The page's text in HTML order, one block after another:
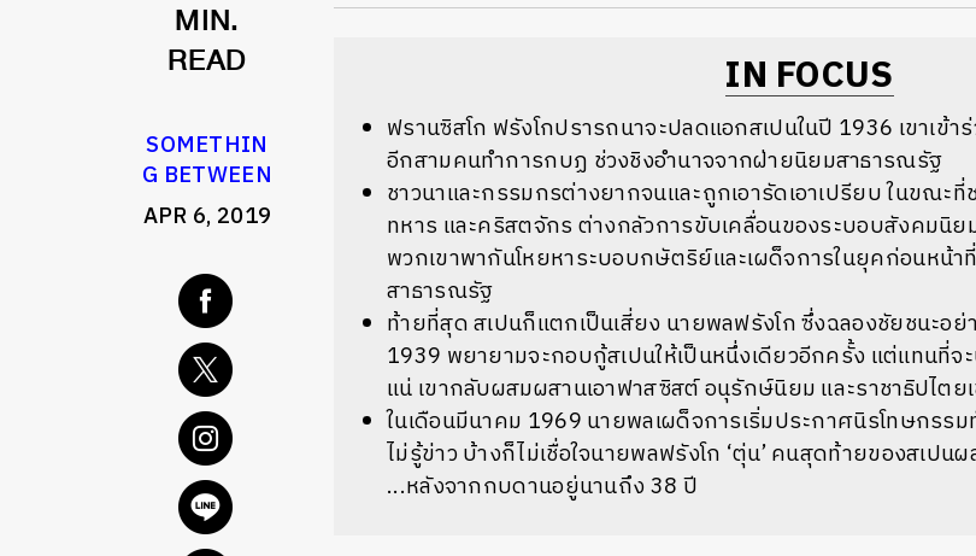
MIN.
READ
SOMETHIN
G BETWEEN
APR 6, 2019
IN FOCUS
ฟรานซิสโก ฟรังโกปรารถนาจะปลดแอกสเปนในปี 1936 เขาเข้
อีกสามคนทำการกบฏ ช่วงชิงอำนาจจากฝ่ายนิยมสาธารณรัฐ
ชาวนาและกรรมกรต่างยากจนและถูกเอารัดเอาเปรียบ ในขณะ
ทหาร และคริสตจักร ต่างกลัวการขับเคลื่อนของระบอบสังคมนิย
พวกเขาพากันโหยหาระบอบกษัตริย์และเผด็จการในยุคก่อนหน้า
สาธารณรัฐ
ท้ายที่สุด สเปนก็แตกเป็นเสี่ยง นายพลฟรังโก ซึ่งฉลองชัยชนะอ
1939 พยายามจะกอบกู้สเปนให้เป็นหนึ่งเดียวอีกครั้ง แต่แทนที่
แน่ เขากลับผสมผสานเอาฟาสซิสต์ อนุรักษ์นิยม และราชาธิปไตย
ในเดือนมีนาคม 1969 นายพลเผด็จการเริ่มประกาศนิรโทษกรร
ไม่รู้ข่าว บ้างก็ไม่เชื่อใจนายพลฟรังโก ‘ตุ่น’ คนสุดท้ายของสเป
...หลังจากกบดานอยู่นานถึง 38 ปี